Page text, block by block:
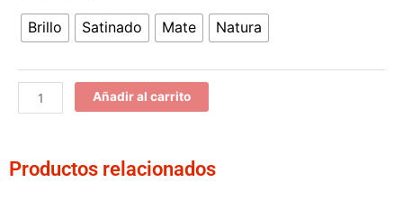
Brillo Satinado Mate Natura
cantidad
Añadir al carrito
Productos relacionados